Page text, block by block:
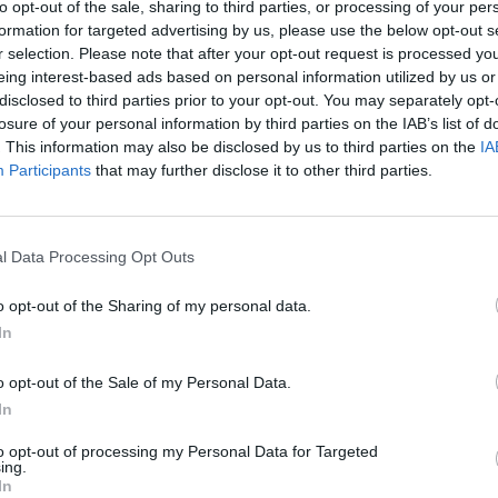
opt-out of the sale, sharing to third parties, or processing of your
for targeted advertising by us, please use the below opt-out
selection. Please note that after your opt-out request is processed
interest-based ads based on personal information utilized by us
to third parties prior to your opt-out. You may separately
of your personal information by third parties on the IAB’s list of
This information may also be disclosed by us to third parties on the
Participants that may further disclose it to other third parties.
Data Processing Opt Outs
opt-out of the Sharing of my personal data.
opt-out of the Sale of my Personal Data.
opt-out of processing my Personal Data for Targeted
Pd oltre all’armocromia sembra avere
per la tasse-cromia, ovvero le
colore. Tasse che in Italia sono alte assai
centrodestra prova ad abbassarle. La
da ridurre insiste da tempo. Silvio
era persino inventato uno slogan
per la riduzione fiscale. Oggi, che il
(dopo che il centrodestra ha vinto le
cielo. La sinistra evoca la patrimoniale.
“Accanimento contro i